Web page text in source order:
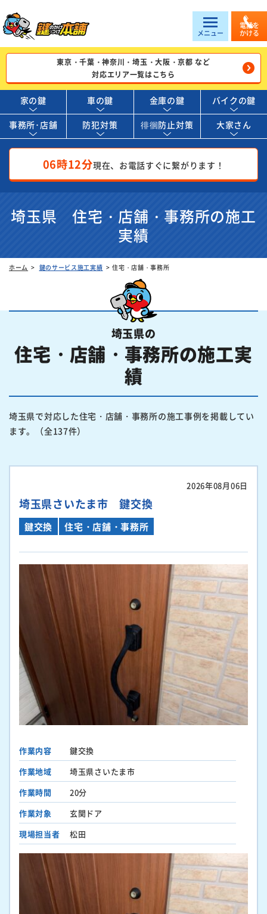
メニュー
電話を
かける
東京・千葉・神奈川・埼玉・大阪・京都 など
対応エリア一覧はこちら
家の鍵 車の鍵 金庫の鍵 バイクの鍵
事務所･店舗 防犯対策 徘徊防止対策 大家さん
06時12分現在、お電話すぐに繋がります！
埼玉県 住宅・店舗・事務所の施工
実績
ホーム 鍵のサービス施工実績 住宅・店舗・事務所
埼玉県の
住宅・店舗・事務所の施工実
績
埼玉県で対応した住宅・店舗・事務所の施工事例を掲載してい
ます。（全137件）
2026年08月06日
埼玉県さいたま市 鍵交換
鍵交換 住宅・店舗・事務所
作業内容
鍵交換
作業地域
埼玉県さいたま市
作業時間
20分
作業対象
玄関ドア
現場担当者
松田